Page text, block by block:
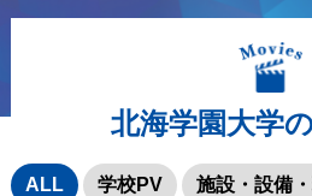
北海学園大学
ALL 学校PV 施設・設備